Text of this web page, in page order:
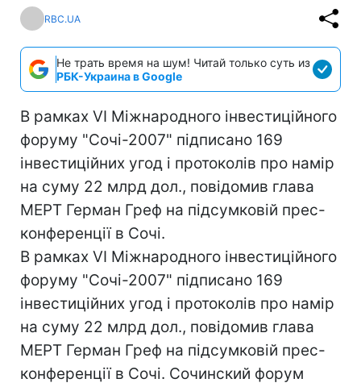
RBC.UA
Не трать время на шум! Читай только суть из
РБК-Украина в Google
В рамках VI Міжнародного інвестиційного
форуму "Сочі-2007" підписано 169
інвестиційних угод і протоколів про намір
на суму 22 млрд дол., повідомив глава
МЕРТ Герман Греф на підсумковій прес-
конференції в Сочі.
В рамках VI Міжнародного інвестиційного
форуму "Сочі-2007" підписано 169
інвестиційних угод і протоколів про намір
на суму 22 млрд дол., повідомив глава
МЕРТ Герман Греф на підсумковій прес-
конференції в Сочі. Cочинский форум